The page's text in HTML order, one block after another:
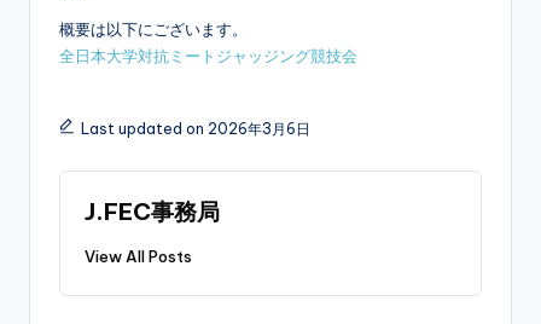
概要は以下にございます。
全日本大学対抗ミートジャッジング競技会
Last updated on 2026年3月6日
J.FEC事務局
View All Posts